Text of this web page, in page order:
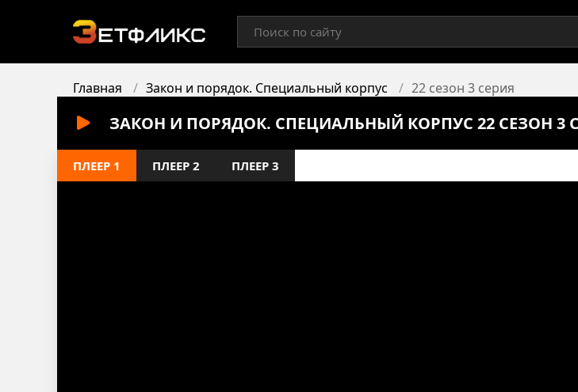
Главная Закон и порядок. Специальный корпус 22 сезон 3 серия
ЗАКОН И ПОРЯДОК. СПЕЦИАЛЬНЫЙ КОРПУС 22 СЕЗОН 3
ПЛЕЕР 1 ПЛЕЕР 2 ПЛЕЕР 3